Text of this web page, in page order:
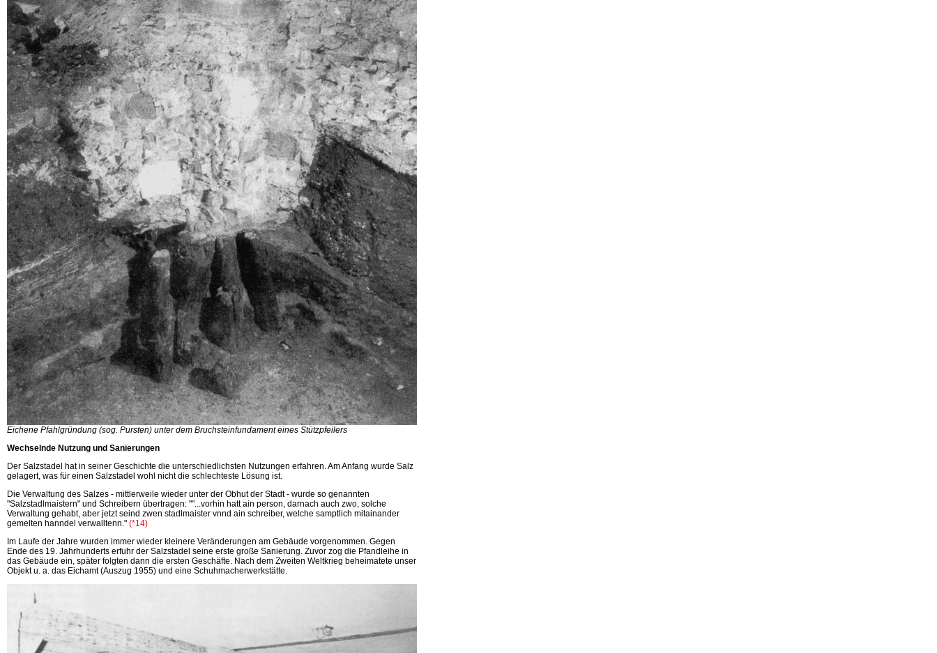
Eichene Pfahlgründung (sog. Pursten) unter dem Bruchsteinfundament eines Stützpfeilers
Wechselnde Nutzung und Sanierungen
Der Salzstadel hat in seiner Geschichte die unterschiedlichsten Nutzungen erfahren. Am Anfang wurde Salz
gelagert, was für einen Salzstadel wohl nicht die schlechteste Lösung ist.
Die Verwaltung des Salzes - mittlerweile wieder unter der Obhut der Stadt - wurde so genannten
"Salzstadlmaistern" und Schreibern übertragen: ""...vorhin hatt ain person, darnach auch zwo, solche
Verwaltung gehabt, aber jetzt seind zwen stadlmaister vnnd ain schreiber, welche samptlich mitainander
gemelten hanndel verwalltenn." (*14)
Im Laufe der Jahre wurden immer wieder kleinere Veränderungen am Gebäude vorgenommen. Gegen
Ende des 19. Jahrhunderts erfuhr der Salzstadel seine erste große Sanierung. Zuvor zog die Pfandleihe in
das Gebäude ein, später folgten dann die ersten Geschäfte. Nach dem Zweiten Weltkrieg beheimatete unser
Objekt u. a. das Eichamt (Auszug 1955) und eine Schuhmacherwerkstätte.